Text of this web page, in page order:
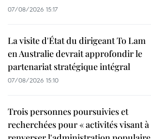
07/08/2026 15:17
La visite d'État du dirigeant To Lam
en Australie devrait approfondir le
partenariat stratégique intégral
07/08/2026 15:10
Trois personnes poursuivies et
recherchées pour « activités visant à